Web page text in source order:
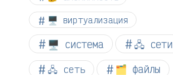
🖥️ виртуализация
🖥️ система 🖧 сети
🖧 сеть 🗂️ файлы